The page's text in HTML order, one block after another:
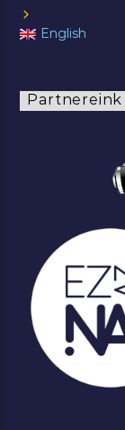
English
Partnereink